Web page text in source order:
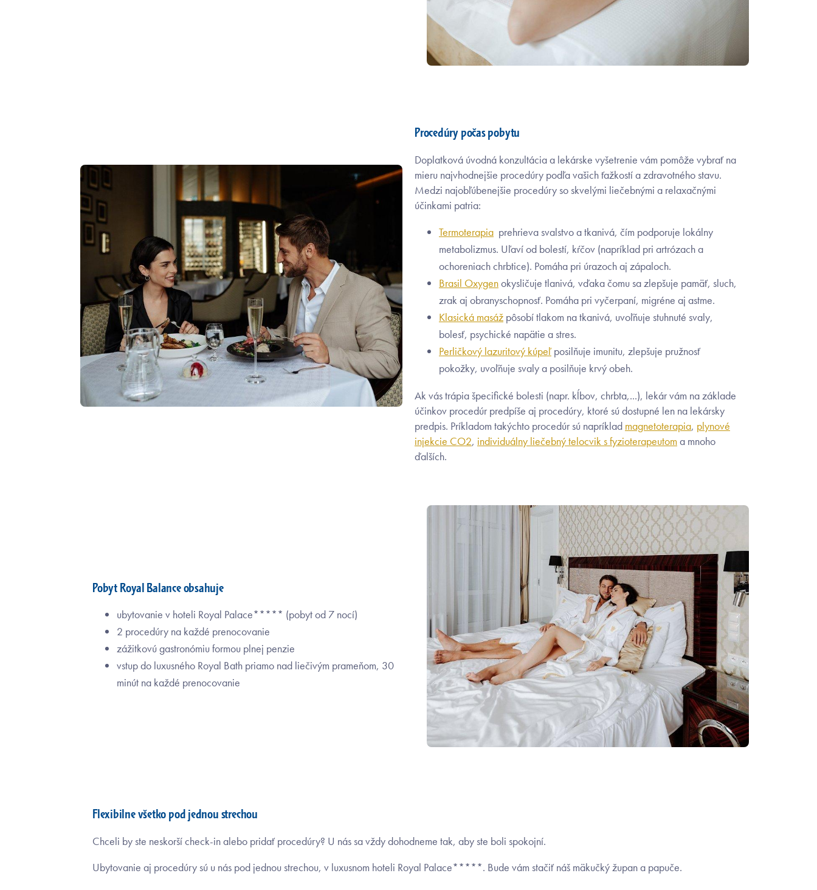
Procedúry počas pobytu
Doplatková úvodná konzultácia a lekárske vyšetrenie vám pomôže vybrať na
mieru najvhodnejšie procedúry podľa vašich ťažkostí a zdravotného stavu.
Medzi najobľúbenejšie procedúry so skvelými liečebnými a relaxačnými
účinkami patria:
Termoterapia prehrieva svalstvo a tkanivá, čím podporuje lokálny
metabolizmus. Uľaví od bolestí, kŕčov (napríklad pri artrózach a
ochoreniach chrbtice). Pomáha pri úrazoch aj zápaloch.
Brasil Oxygenokysličuje tlanivá, vďaka čomu sa zlepšuje pamäť, sluch,
zrak aj obranyschopnosť. Pomáha pri vyčerpaní, migréne aj astme.
Klasická masáž pôsobí tlakom na tkanivá, uvoľňuje stuhnuté svaly,
bolesť, psychické napätie a stres.
Perličkový lazuritový kúpeľposilňuje imunitu, zlepšuje pružnosť
pokožky, uvoľňuje svaly a posilňuje krvý obeh.
Ak vás trápia špecifické bolesti (napr. kĺbov, chrbta,...), lekár vám na základe
účinkov procedúr predpíše aj procedúry, ktoré sú dostupné len na lekársky
predpis. Príkladom takýchto procedúr sú napríklad magnetoterapia, plynové
injekcie CO2, individuálny liečebný telocvik s fyzioterapeutom a mnoho
ďalších.
Pobyt Royal Balance obsahuje
ubytovanie v hoteli Royal Palace***** (pobyt od 7 nocí)
2 procedúry na každé prenocovanie
zážitkovú gastronómiu formou plnej penzie
vstup do luxusného Royal Bath priamo nad liečivým prameňom, 30
minút na každé prenocovanie
Flexibilne všetko pod jednou strechou
Chceli by ste neskorší check-in alebo pridať procedúry? U nás sa vždy dohodneme tak, aby ste boli spokojní.
Ubytovanie aj procedúry sú u nás pod jednou strechou, v luxusnom hoteli Royal Palace*****. Bude vám stačiť náš mäkučký župan a papuče.